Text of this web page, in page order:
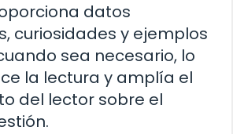
datos
curiosidades y ejemplos
sea necesario, lo
la lectura y amplía el
del lector sobre el